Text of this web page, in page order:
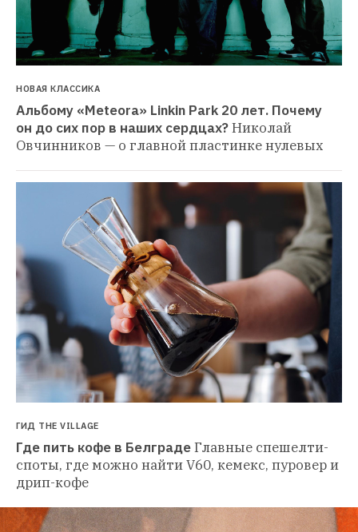
НОВАЯ КЛАССИКА
Альбому «Meteora» Linkin Park 20 лет. Почему
он до сих пор в наших сердцах?Николай
Овчинников — о главной пластинке нулевых
ГИД THE VILLAGE
Где пить кофе в БелградеГлавные спешелти-
споты, где можно найти V60, кемекс, пуровер и
дрип-кофе